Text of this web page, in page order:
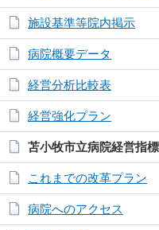
施設基準等院内掲示
病院概要データ
経営分析比較表
経営強化プラン
苫小牧市立病院経営指標
これまでの改革プラン
病院へのアクセス